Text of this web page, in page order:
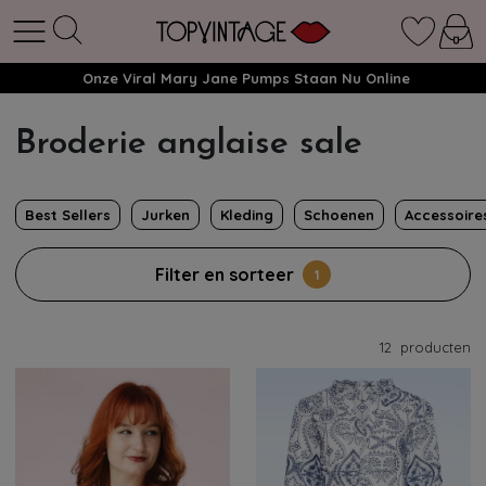
Onze Viral Mary Jane Pumps Staan Nu Online
Broderie anglaise sale
Best Sellers Jurken Kleding Schoenen
Filter en sorteer 1
12 producten